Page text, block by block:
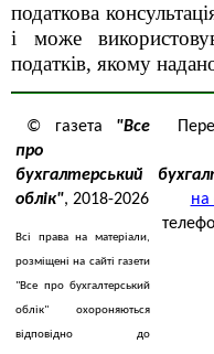
податкова
і може
податків, якому
© газета "Все
про
бухгалтерський
облік", 2018-2026
Всі права на матеріали,
розміщені на сайті газети
"Все про бухгалтерський
облік" охороняються
відповідно до
на